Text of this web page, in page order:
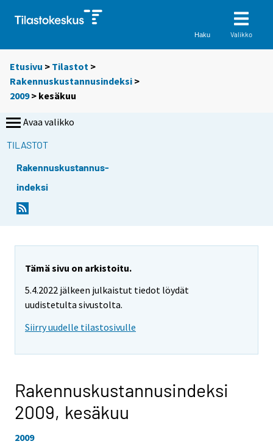
Haku Valikko
Etusivu > Tilastot >
Rakennuskustannusindeksi >
2009> kesäkuu
Avaa valikko
TILASTOT
Rakennuskustannus-
indeksi
Tämä sivu on arkistoitu.
5.4.2022 jälkeen julkaistut tiedot löydät
uudistetulta sivustolta.
Siirry uudelle tilastosivulle
Rakennuskustannusindeksi
2009, kesäkuu
2009